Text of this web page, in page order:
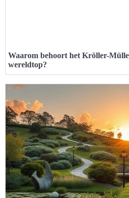
Waarom behoort het Kröller-
wereldtop?